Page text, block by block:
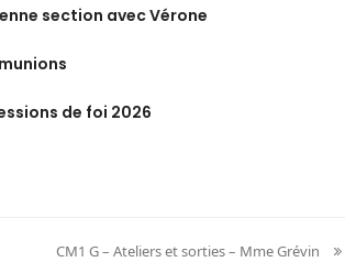
section avec Vérone
de foi 2026
next
CM1 G – Ateliers et sorties – Mme Grévin